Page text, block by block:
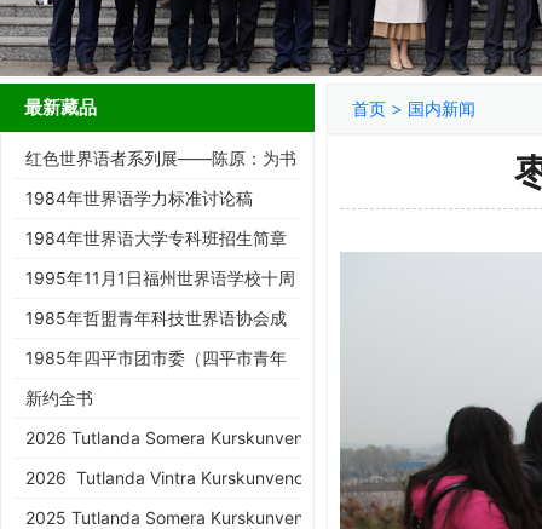
最新藏品
红色世界语者系列展——陈原：为书
而生的跨界智者
1984年世界语学力标准讨论稿
1984年世界语大学专科班招生简章
1995年11月1日福州世界语学校十周
年庆典请柬
1985年哲盟青年科技世界语协会成
立大会请柬
1985年四平市团市委（四平市青年
世协筹）请柬
新约全书
2026 Tutlanda Somera Kurskunveno de KEA
2026 Tutlanda Vintra Kurskunveno de KEA
2025 Tutlanda Somera Kurskunveno de KEA
首页 > 国内新闻